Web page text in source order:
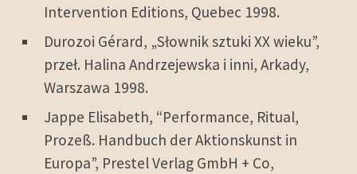
Intervention Editions, Quebec 1998.
Durozoi Gérard, „Słownik sztuki XX wieku”,
przeł. Halina Andrzejewska i inni, Arkady,
Warszawa 1998.
Jappe Elisabeth, “Performance, Ritual,
Prozeß. Handbuch der Aktionskunst in
Europa”, Prestel Verlag GmbH + Co,